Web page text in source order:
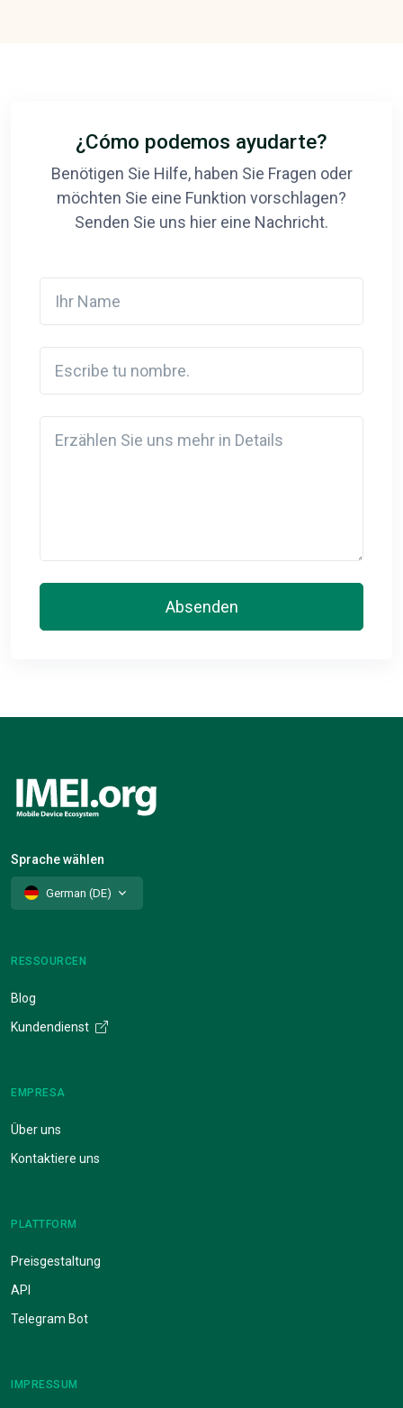
¿Cómo podemos ayudarte?
Benötigen Sie Hilfe, haben Sie Fragen oder
möchten Sie eine Funktion vorschlagen?
Senden Sie uns hier eine Nachricht.
Absenden
Sprache wählen
German (DE)
RESSOURCEN
Blog
Kundendienst
EMPRESA
Über uns
Kontaktiere uns
PLATTFORM
Preisgestaltung
API
Telegram Bot
IMPRESSUM